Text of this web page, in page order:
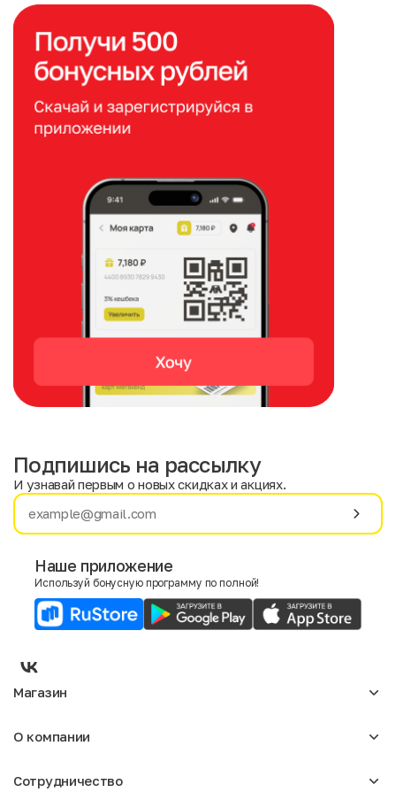
Имя
E-mail
Мужской
Подпишись на рассылку
И узнавай первым о новых скидках и акциях.
Наше приложение
Используй бонусную программу по полной!
Магазин
Мужское
О компании
Отзывы
Сотрудничество